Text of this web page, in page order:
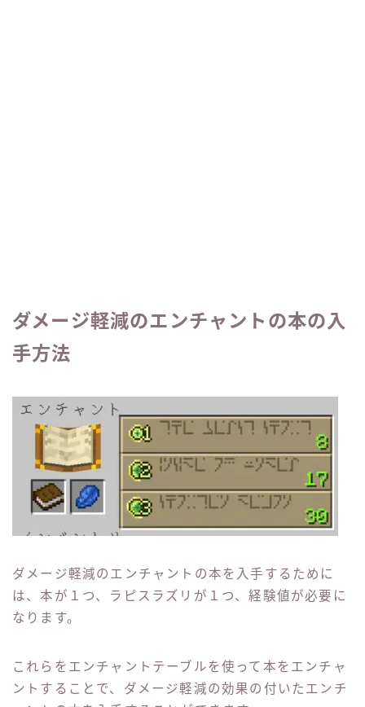
ダメージ軽減のエンチャントの本の入
手方法
ダメージ軽減のエンチャントの本を入手するために
は、本が１つ、ラピスラズリが１つ、経験値が必要に
なります。
これらをエンチャントテーブルを使って本をエンチャ
ントすることで、ダメージ軽減の効果の付いたエンチ